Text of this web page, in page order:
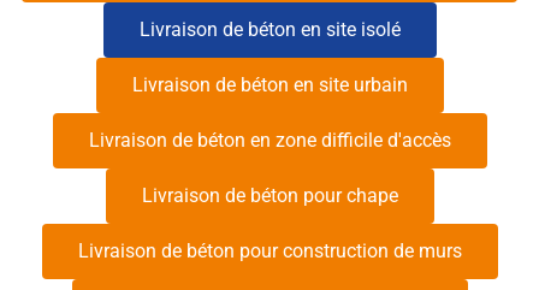
Livraison de béton en site isolé
Livraison de béton en site urbain
Livraison de béton en zone difficile d'accès
Livraison de béton pour chape
Livraison de béton pour construction de murs